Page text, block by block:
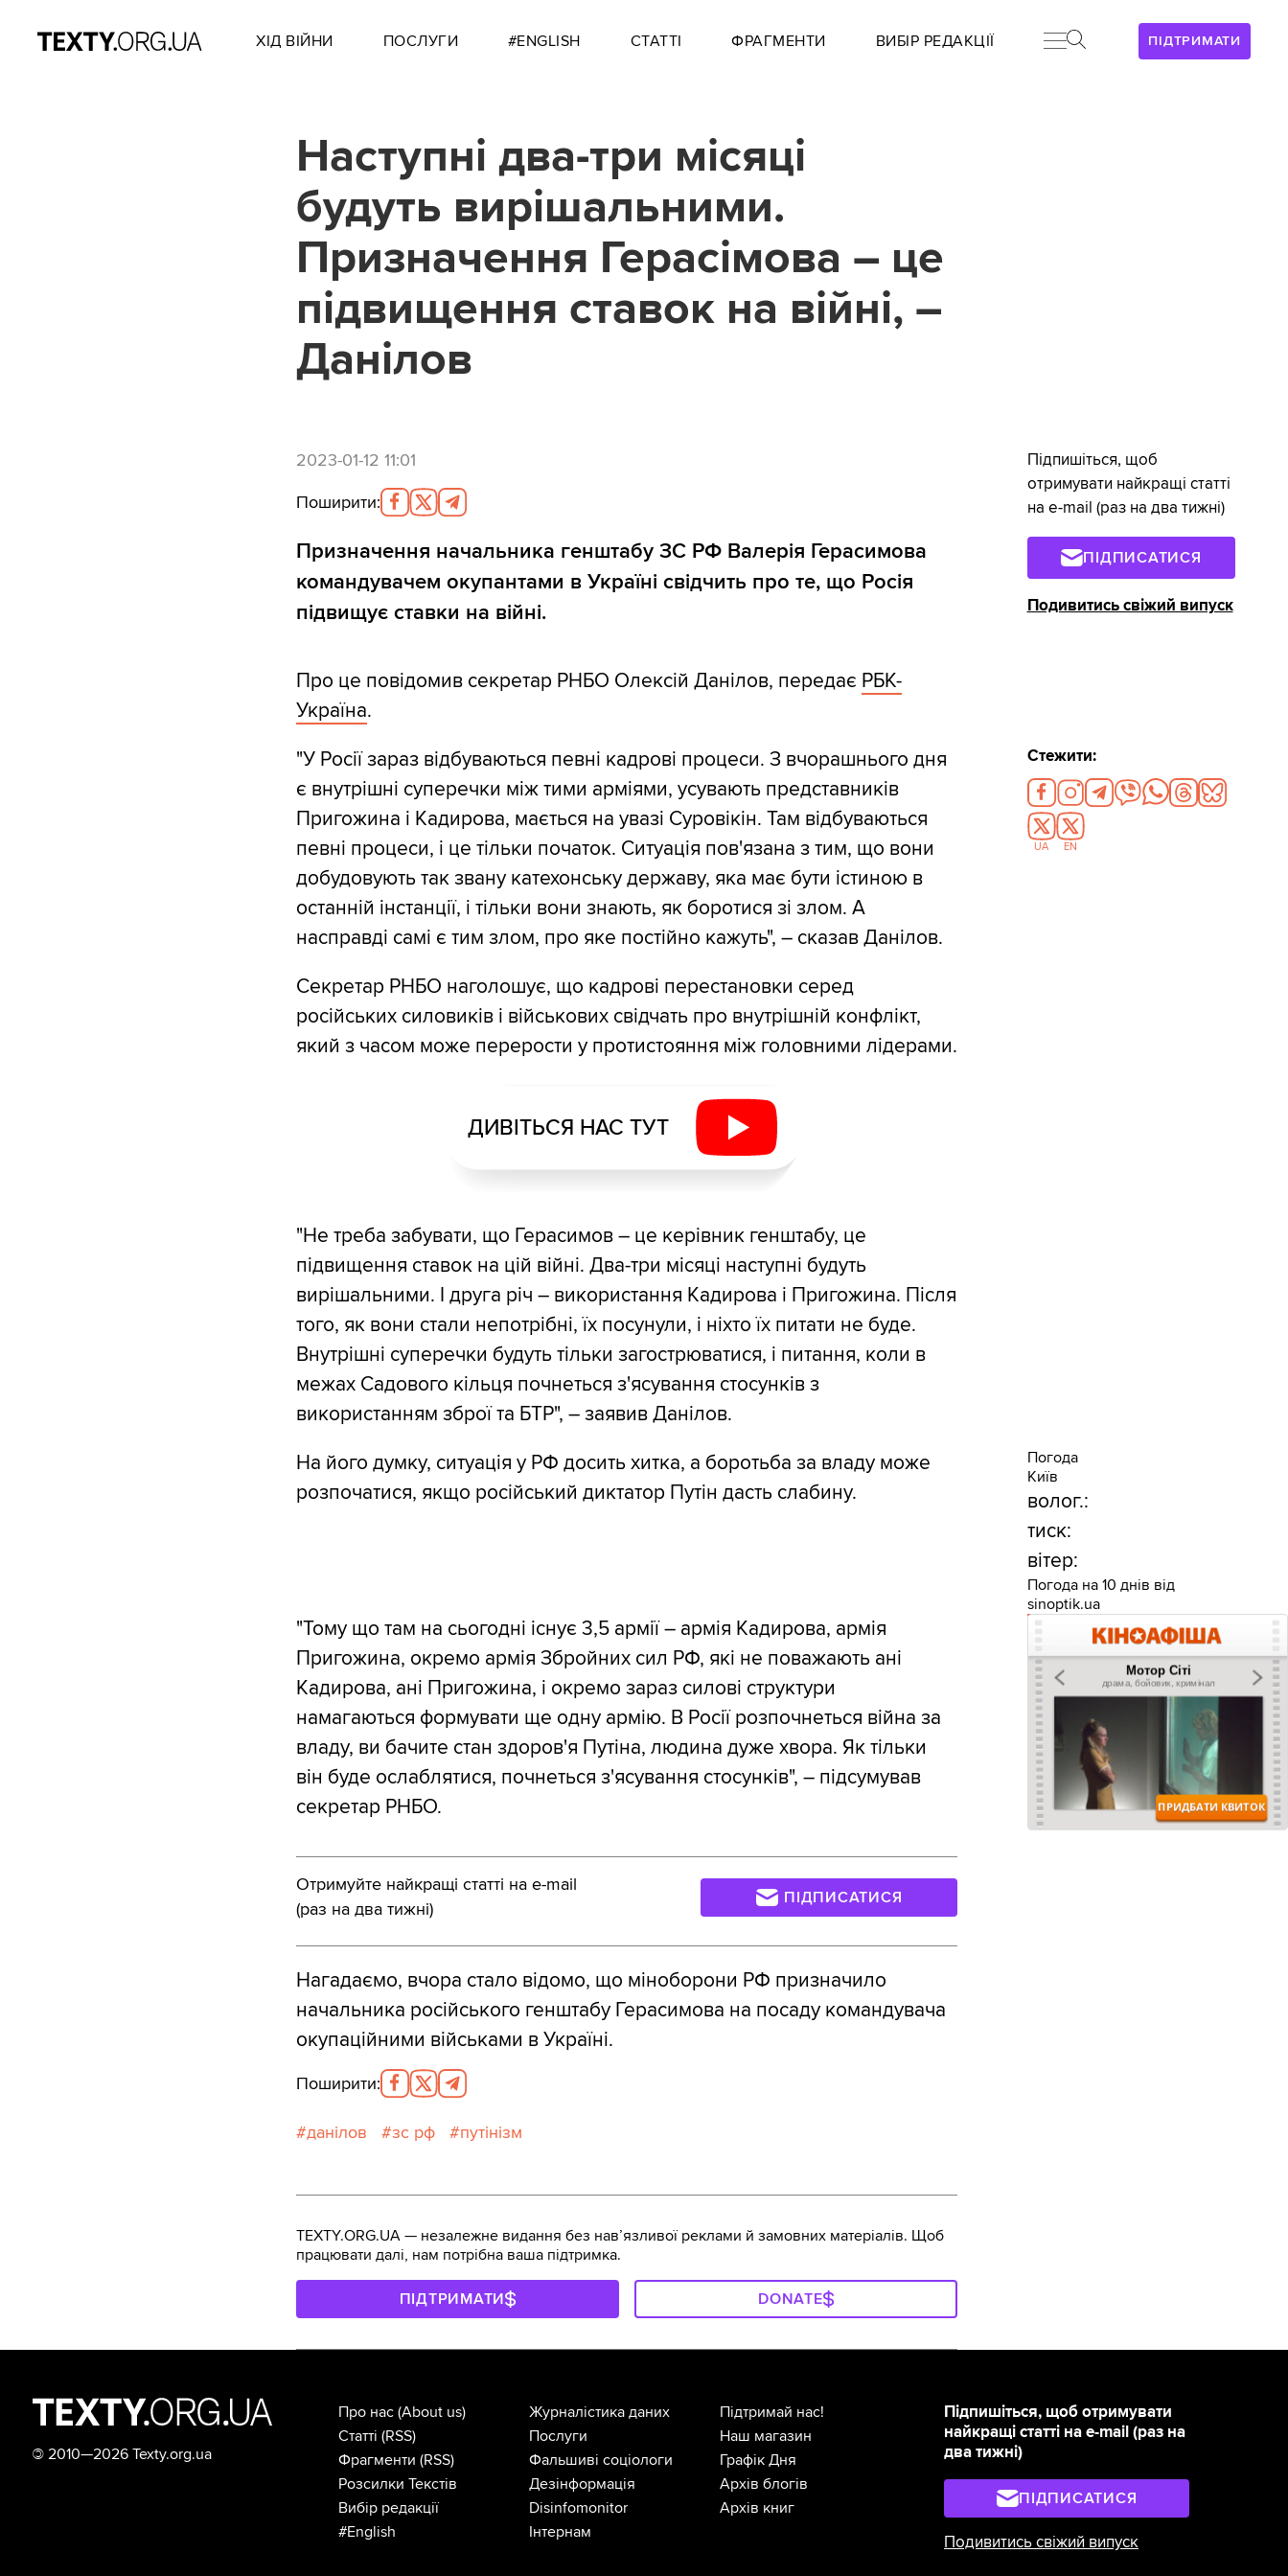
ПІДТРИМАТИ
ХІД ВІЙНИ ПОСЛУГИ #ENGLISH СТАТТІ ФРАГМЕНТИ ВИБІР РЕДАКЦІЇ
Наступні два-три місяці
будуть вирішальними.
Призначення Герасімова – це
підвищення ставок на війні, –
Данілов
2023-01-12 11:01
Поширити:
Призначення начальника генштабу ЗС РФ Валерія Герасимова
командувачем окупантами в Україні свідчить про те, що Росія
підвищує ставки на війні.
Про це повідомив секретар РНБО Олексій Данілов, передає РБК-
Україна.
"У Росії зараз відбуваються певні кадрові процеси. З вчорашнього дня
є внутрішні суперечки між тими арміями, усувають представників
Пригожина і Кадирова, мається на увазі Суровікін. Там відбуваються
певні процеси, і це тільки початок. Ситуація пов'язана з тим, що вони
добудовують так звану катехонську державу, яка має бути істиною в
останній інстанції, і тільки вони знають, як боротися зі злом. А
насправді самі є тим злом, про яке постійно кажуть", – сказав Данілов.
Секретар РНБО наголошує, що кадрові перестановки серед
російських силовиків і військових свідчать про внутрішній конфлікт,
який з часом може перерости у протистояння між головними лідерами.
ДИВІТЬСЯ НАС ТУТ
"Не треба забувати, що Герасимов – це керівник генштабу, це
підвищення ставок на цій війні. Два-три місяці наступні будуть
вирішальними. І друга річ – використання Кадирова і Пригожина. Після
того, як вони стали непотрібні, їх посунули, і ніхто їх питати не буде.
Внутрішні суперечки будуть тільки загострюватися, і питання, коли в
межах Садового кільця почнеться з'ясування стосунків з
використанням зброї та БТР", – заявив Данілов.
На його думку, ситуація у РФ досить хитка, а боротьба за владу може
розпочатися, якщо російський диктатор Путін дасть слабину.
"Тому що там на сьогодні існує 3,5 армії – армія Кадирова, армія
Пригожина, окремо армія Збройних сил РФ, які не поважають ані
Кадирова, ані Пригожина, і окремо зараз силові структури
намагаються формувати ще одну армію. В Росії розпочнеться війна за
владу, ви бачите стан здоров'я Путіна, людина дуже хвора. Як тільки
він буде ослаблятися, почнеться з'ясування стосунків", – підсумував
секретар РНБО.
Отримуйте найкращі статті на e-mail
(раз на два тижні)
ПІДПИСАТИСЯ
Нагадаємо, вчора стало відомо, що міноборони РФ призначило
начальника російського генштабу Герасимова на посаду командувача
окупаційними військами в Україні.
Поширити:
данілов зс рф путінізм
Підпишіться, щоб
отримувати найкращі статті
на e-mail (раз на два тижні)
ПІДПИСАТИСЯ
Подивитись свіжий випуск
Стежити:
UA EN
Погода
Київ
волог.:
тиск:
вітер:
Погода на 10 днів від
sinoptik.ua
TEXTY.ORG.UA — незалежне видання без навʼязливої реклами й замовних матеріалів. Щоб
працювати далі, нам потрібна ваша підтримка.
ПІДТРИМАТИ DONATE
© 2010—2026 Texty.org.ua
Підпишіться, щоб отримувати
найкращі статті на e-mail (раз на
два тижні)
ПІДПИСАТИСЯ
Подивитись свіжий випуск
Про нас (About us)
Статті (RSS)
Фрагменти (RSS)
Розсилки Текстів
Вибір редакції
#English
Журналістика даних
Послуги
Фальшиві соціологи
Дезінформація
Disinfomonitor
Інтернам
Підтримай нас!
Наш магазин
Графік Дня
Архів блогів
Архів книг